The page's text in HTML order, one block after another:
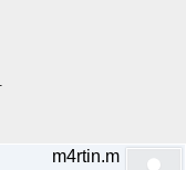
m4rtin.m